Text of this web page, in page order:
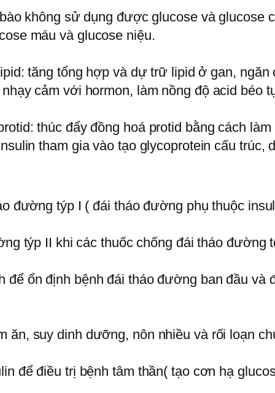
không sử dụng được glucose và
máu và glucose niệu.
lipid: tăng tổng hợp và dự trữ lipid ở gan,
cảm với hormon, làm nồng độ acid béo
thúc đẩy đồng hoá protid bằng cách
tham gia vào tạo glycoprotein cấu
đường týp I ( đái tháo đường phụ thuộc
týp II khi các thuốc chống đái tháo đường
để ổn định bệnh đái tháo đường ban đầu
ăn, suy dinh dưỡng, nôn nhiều và rối loạn
để điều trị bệnh tâm thần( tạo cơn hạ